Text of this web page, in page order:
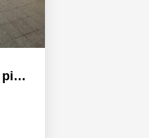
Duplex CHAMPLAN - 4 pièce(s) - 72.52 m2